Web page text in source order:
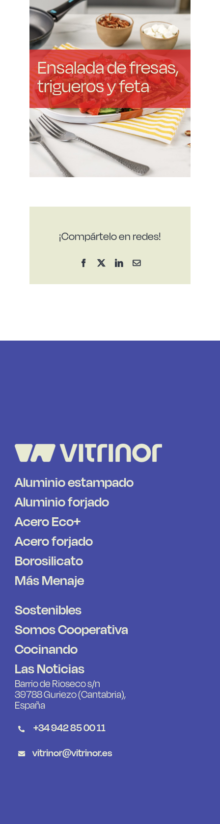
Ensalada de fresas,
trigueros y feta
¡Compártelo en redes!
Facebook
X LinkedInCorreo
Aluminio estampado
Aluminio forjado
Acero Eco+
Acero forjado
Borosilicato
Más Menaje
Sostenibles
Somos Cooperativa
Cocinando
Las Noticias
Barrio de Rioseco s/n
39788 Guriezo (Cantabria),
España
+34 942 85 00 11
vitrinor@vitrinor.es